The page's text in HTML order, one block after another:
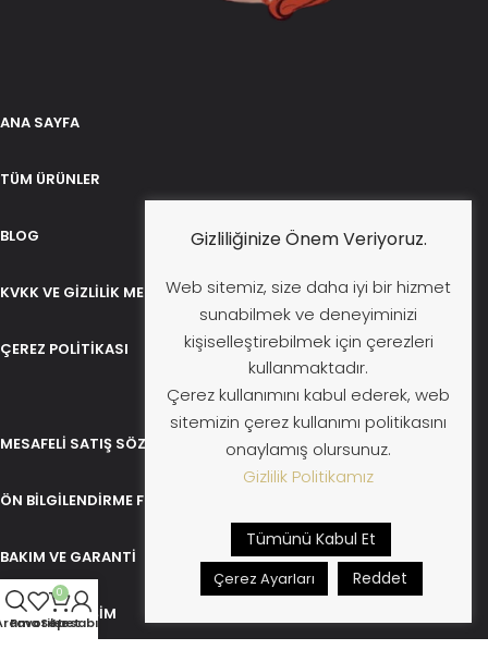
ANA SAYFA
TÜM ÜRÜNLER
BLOG
KVKK VE GIZLILIK METNI
ÇEREZ POLITIKASI
MESAFELI SATIŞ SÖZLEŞMESI
ÖN BILGILENDIRME FORMU
BAKIM VE GARANTI
İADE VE DEĞIŞIM
Gizliliğinize Önem Veriyoruz.
Web sitemiz, size daha iyi bir hizmet
sunabilmek ve deneyiminizi
kişiselleştirebilmek için çerezleri
kullanmaktadır.
Çerez kullanımını kabul ederek, web
sitemizin çerez kullanımı politikasını
onaylamış olursunuz.
Gizlilik Politikamız
Tümünü Kabul Et
Çerez Ayarları Reddet
Favoriler
0
Sepet
Hesabım